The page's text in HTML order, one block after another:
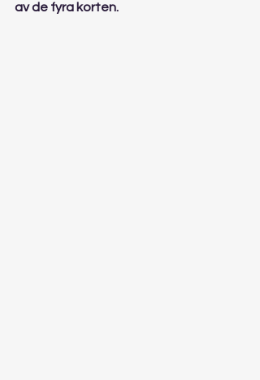
av de fyra korten.